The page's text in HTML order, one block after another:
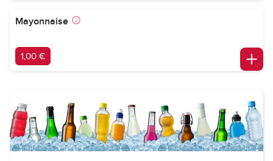
Mayonnaise
1,00 €